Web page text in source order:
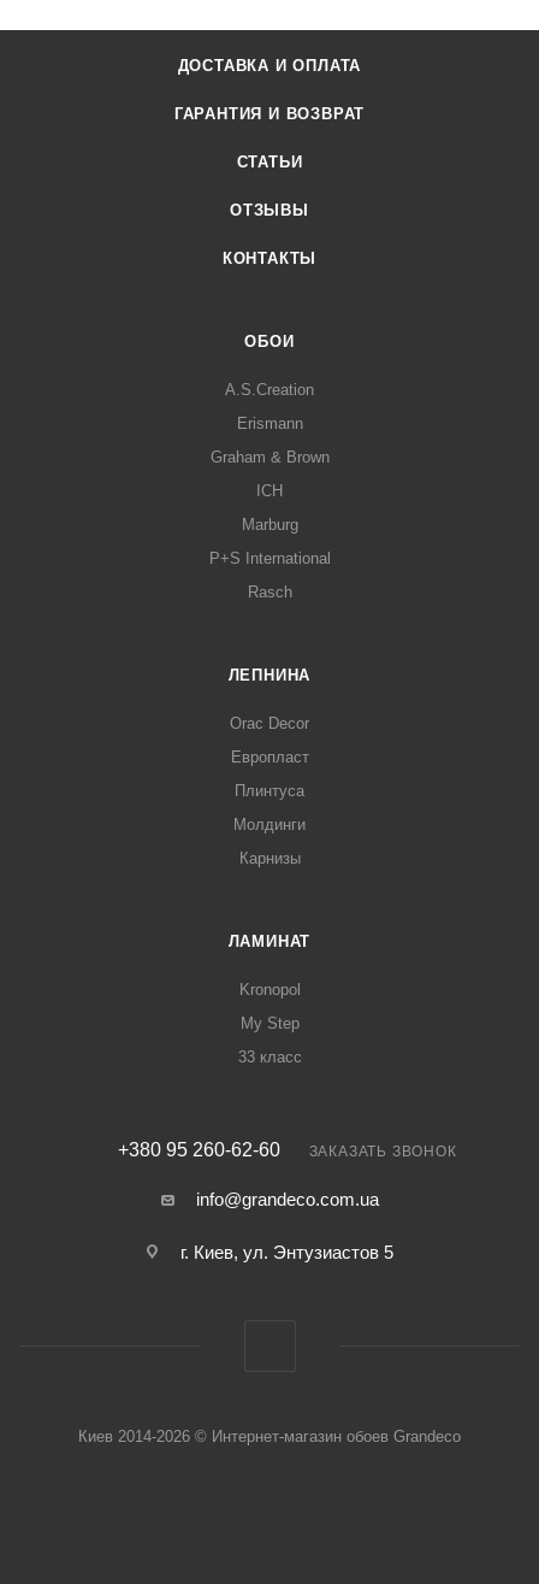
ДОСТАВКА И ОПЛАТА
ГАРАНТИЯ И ВОЗВРАТ
СТАТЬИ
ОТЗЫВЫ
КОНТАКТЫ
ОБОИ
A.S.Creation
Erismann
Graham & Brown
ICH
Marburg
P+S International
Rasch
ЛЕПНИНА
Orac Decor
Европласт
Плинтуса
Молдинги
Карнизы
ЛАМИНАТ
Kronopol
My Step
33 класс
+380 95 260-62-60 ЗАКАЗАТЬ ЗВОНОК
info@grandeco.com.ua
г. Киев, ул. Энтузиастов 5
Киев 2014-2026 © Интернет-магазин обоев Grandeco